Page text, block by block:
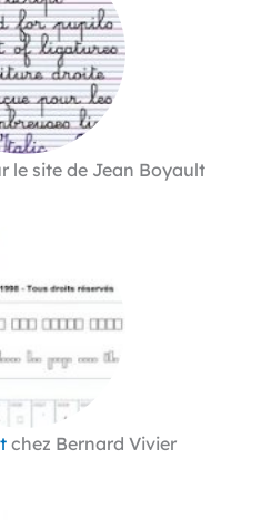
le site de Jean Boyault
chez Bernard Vivier